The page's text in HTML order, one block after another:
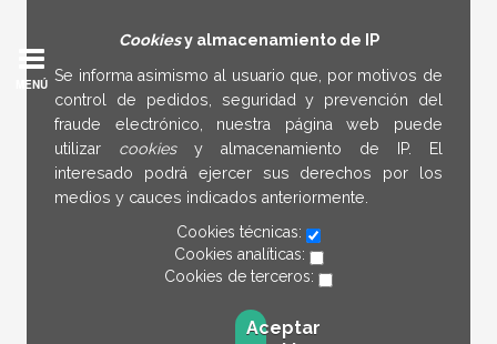
Cookiesy almacenamiento de IP
Se informa asimismo al usuario que, por motivos de
control de pedidos, seguridad y prevención del
fraude electrónico, nuestra página web puede
utilizar cookies y almacenamiento de IP. El
interesado podrá ejercer sus derechos por los
medios y cauces indicados anteriormente.
Cookies técnicas:
Cookies analíticas:
Cookies de terceros:
Aceptar
MENÚ